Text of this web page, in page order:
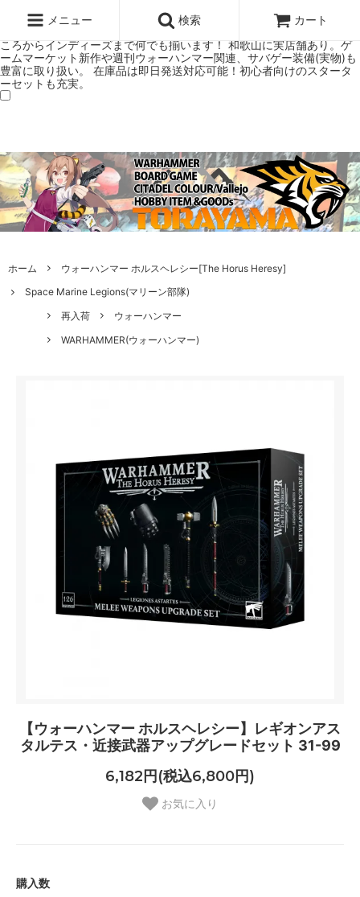
ミアムショップTORAYAMA。通販・オンラインショップです！ ウォー
ハンマーとボードゲームのことなら当店へ！ボードゲームもメジャーど
ころからインディーズまで何でも揃います！ 和歌山に実店舗あり。ゲ
ームマーケット新作や週刊ウォーハンマー関連、サバゲー装備(実物)も
豊富に取り扱い。 在庫品は即日発送対応可能！初心者向けのスタータ
ーセットも充実。
メニュー 検索 カート
ホーム
ウォーハンマー ホルスヘレシー[The Horus Heresy]
Space Marine Legions(マリーン部隊)
再入荷
ウォーハンマー
WARHAMMER(ウォーハンマー)
【ウォーハンマー ホルスヘレシー】レギオンアス
タルテス・近接武器アップグレードセット 31-99
6,182円(税込6,800円)
お気に入り
購入数